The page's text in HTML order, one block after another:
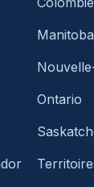
Manitoba
Ontario